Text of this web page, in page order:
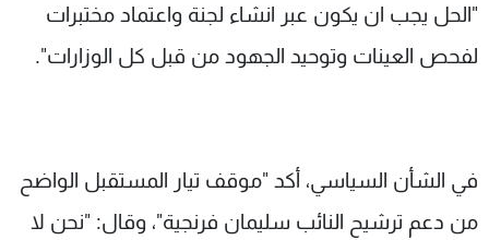
"الحل يجب ان يكون عبر انشاء لجنة واعتماد مختبرات
لفحص العينات وتوحيد الجهود من قبل كل الوزارات".
في الشأن السياسي، أكد "موقف تيار المستقبل الواضح
من دعم ترشيح النائب سليمان فرنجية"، وقال: "نحن لا